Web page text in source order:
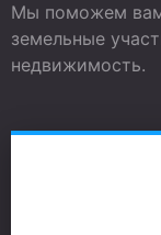
Мы поможем вам
земельные
недвижимость.